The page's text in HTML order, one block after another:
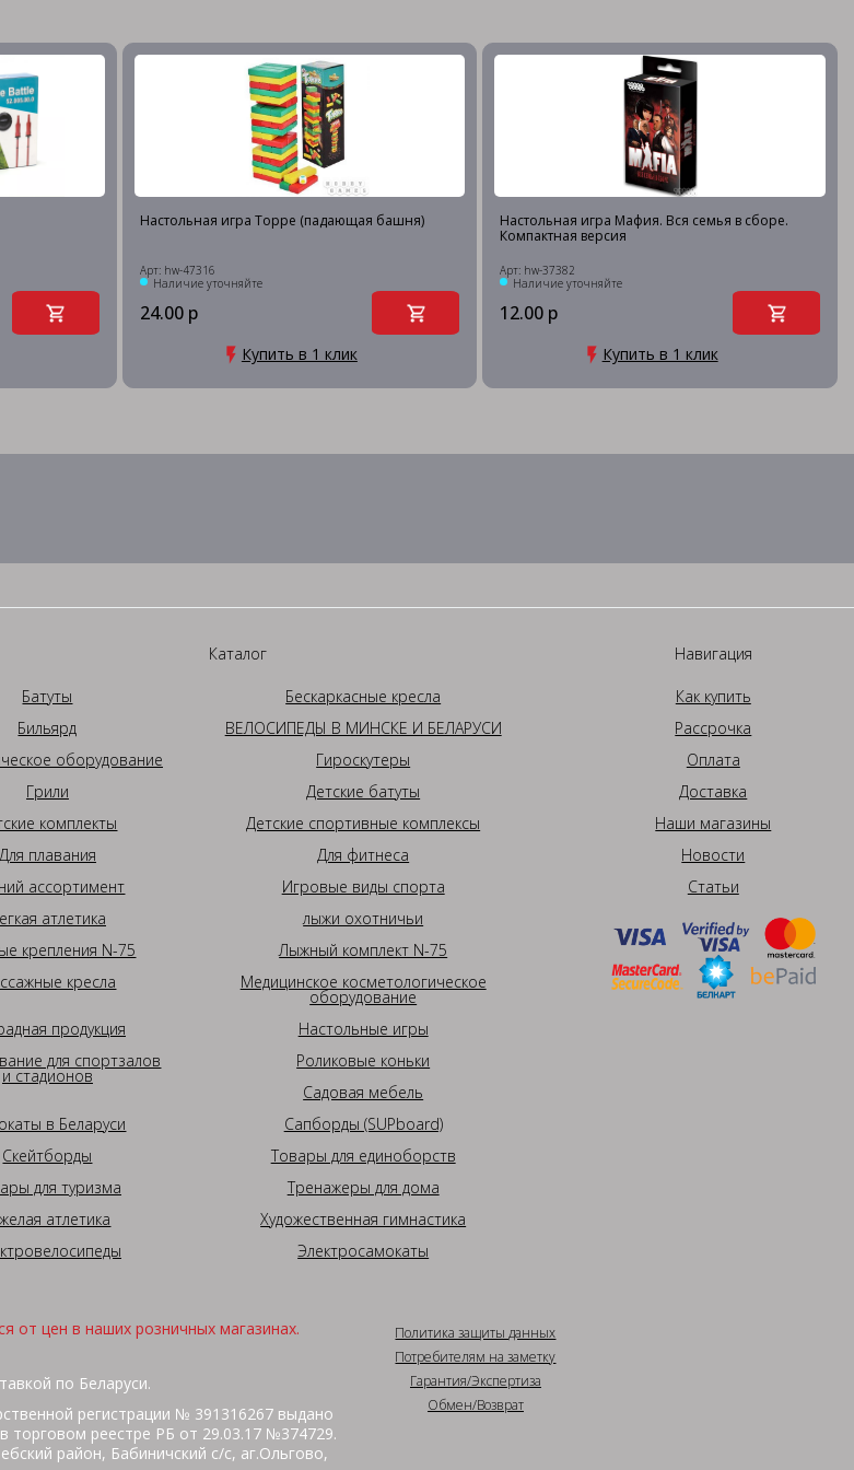
Настольная игра Торре (падающая башня)
Арт: hw-47316
Наличие уточняйте
24.00 р
Купить в 1 клик
Настольная игра Мафия. Вся семья в сборе.
Компактная версия
Арт: hw-37382
Наличие уточняйте
12.00 р
Купить в 1 клик
Каталог
Батуты
Бескаркасные кресла
Бильярд
ВЕЛОСИПЕДЫ В МИНСКЕ И БЕЛАРУСИ
оборудование
Гироскутеры
Грили
Детские батуты
комплекты
Детские спортивные комплексы
Для плавания
Для фитнеса
ассортимент
Игровые виды спорта
атлетика
лыжи охотничьи
крепления N-75
Лыжный комплект N-75
кресла
Медицинское косметологическое
оборудование
продукция
Настольные игры
для спортзалов
и стадионов
Роликовые коньки
Садовая мебель
в Беларуси
Сапборды (SUPboard)
Скейтборды
Товары для единоборств
для туризма
Тренажеры для дома
атлетика
Художественная гимнастика
Электросамокаты
Навигация
Как купить
Рассрочка
Оплата
Доставка
Наши магазины
Новости
Статьи
от цен в наших розничных магазинах.
по Беларуси.
регистрации № 391316267 выдано
торговом реестре РБ от 29.03.17 №374729.
район, Бабиничский с/с, аг.Ольгово,
Политика защиты данных
Потребителям на заметку
Гарантия/Экспертиза
Обмен/Возврат